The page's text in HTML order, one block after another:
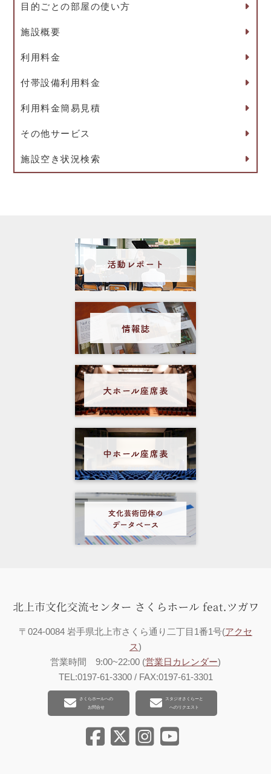
目的ごとの部屋の使い方
施設概要
利用料金
付帯設備利用料金
利用料金簡易見積
その他サービス
施設空き状況検索
〒024-0084 岩手県北上市さくら通り二丁目1番1号(アクセ
ス)
営業時間 9:00~22:00 (営業日カレンダー)
TEL:0197-61-3300 / FAX:0197-61-3301
さくらホールへの
お問合せ
スタジオさくらーと
へのリクエスト